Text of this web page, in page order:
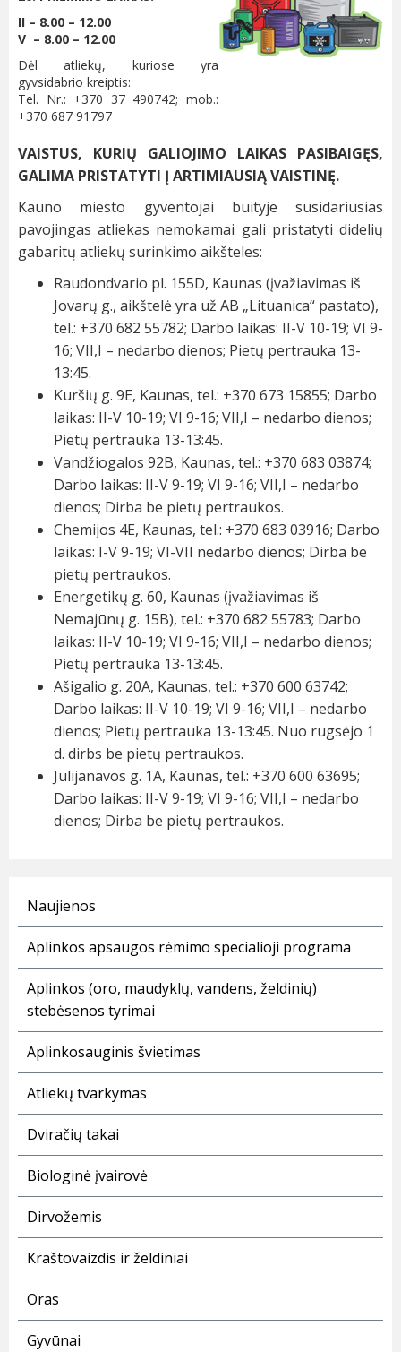
II – 8.00 – 12.00
V – 8.00 – 12.00
Dėl atliekų, kuriose yra
gyvsidabrio kreiptis:
Tel. Nr.: +370 37 490742; mob.:
+370 687 91797
VAISTUS, KURIŲ GALIOJIMO LAIKAS PASIBAIGĘS,
GALIMA PRISTATYTI Į ARTIMIAUSIĄ VAISTINĘ.
Kauno miesto gyventojai buityje susidariusias
pavojingas atliekas nemokamai gali pristatyti didelių
gabaritų atliekų surinkimo aikšteles:
Raudondvario pl. 155D, Kaunas (įvažiavimas iš
Jovarų g., aikštelė yra už AB „Lituanica“ pastato),
tel.: +370 682 55782; Darbo laikas: II-V 10-19; VI 9-
16; VII,I – nedarbo dienos; Pietų pertrauka 13-
13:45.
Kuršių g. 9E, Kaunas, tel.: +370 673 15855; Darbo
laikas: II-V 10-19; VI 9-16; VII,I – nedarbo dienos;
Pietų pertrauka 13-13:45.
Vandžiogalos 92B, Kaunas, tel.: +370 683 03874;
Darbo laikas: II-V 9-19; VI 9-16; VII,I – nedarbo
dienos; Dirba be pietų pertraukos.
Chemijos 4E, Kaunas, tel.: +370 683 03916; Darbo
laikas: I-V 9-19; VI-VII nedarbo dienos; Dirba be
pietų pertraukos.
Energetikų g. 60, Kaunas (įvažiavimas iš
Nemajūnų g. 15B), tel.: +370 682 55783; Darbo
laikas: II-V 10-19; VI 9-16; VII,I – nedarbo dienos;
Pietų pertrauka 13-13:45.
Ašigalio g. 20A, Kaunas, tel.: +370 600 63742;
Darbo laikas: II-V 10-19; VI 9-16; VII,I – nedarbo
dienos; Pietų pertrauka 13-13:45. Nuo rugsėjo 1
d. dirbs be pietų pertraukos.
Julijanavos g. 1A, Kaunas, tel.: +370 600 63695;
Darbo laikas: II-V 9-19; VI 9-16; VII,I – nedarbo
dienos; Dirba be pietų pertraukos.
Naujienos
Aplinkos apsaugos rėmimo specialioji programa
Aplinkos (oro, maudyklų, vandens, želdinių)
stebėsenos tyrimai
Aplinkosauginis švietimas
Atliekų tvarkymas
Dviračių takai
Biologinė įvairovė
Dirvožemis
Kraštovaizdis ir želdiniai
Oras
Gyvūnai